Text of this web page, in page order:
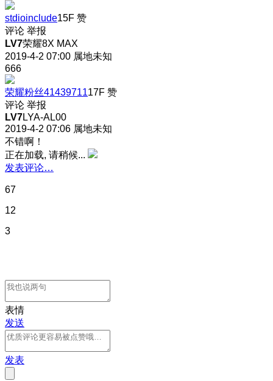
stdioinclude15F 赞
评论 举报
LV7荣耀8X MAX
2019-4-2 07:00 属地未知
666
荣耀粉丝4143971117F 赞
评论 举报
LV7LYA-AL00
2019-4-2 07:06 属地未知
不错啊！
正在加载, 请稍候...
发表评论…
67
12
3
表情
发送
发表